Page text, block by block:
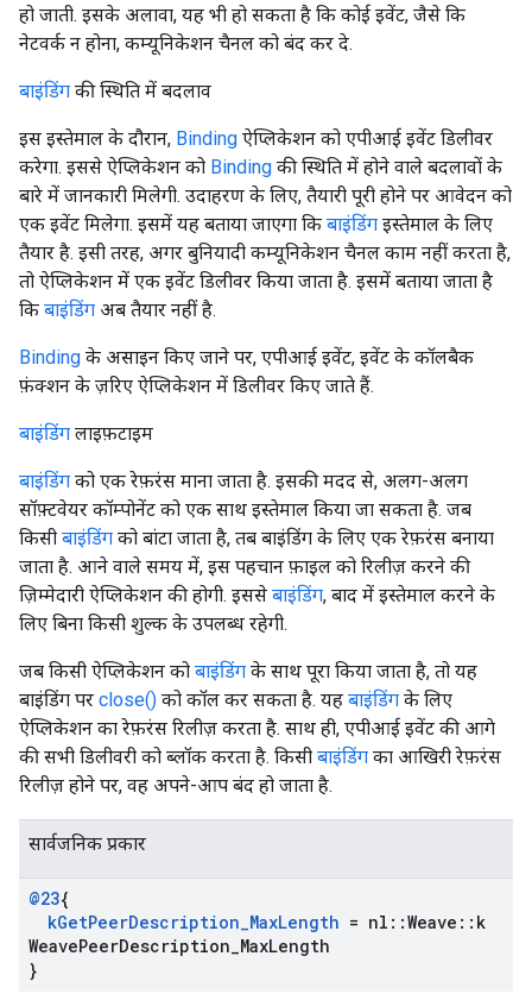
हो जाती. इसके अलावा, यह भी हो सकता है कि कोई इवेंट, जैसे कि
नेटवर्क न होना, कम्यूनिकेशन चैनल को बंद कर दे.
बाइंडिंग की स्थिति में बदलाव
इस इस्तेमाल के दौरान, Binding ऐप्लिकेशन को एपीआई इवेंट डिलीवर
करेगा. इससे ऐप्लिकेशन को Binding की स्थिति में होने वाले बदलावों के
बारे में जानकारी मिलेगी. उदाहरण के लिए, तैयारी पूरी होने पर आवेदन को
एक इवेंट मिलेगा. इसमें यह बताया जाएगा कि बाइंडिंग इस्तेमाल के लिए
तैयार है. इसी तरह, अगर बुनियादी कम्यूनिकेशन चैनल काम नहीं करता है,
तो ऐप्लिकेशन में एक इवेंट डिलीवर किया जाता है. इसमें बताया जाता है
कि बाइंडिंग अब तैयार नहीं है.
Binding के असाइन किए जाने पर, एपीआई इवेंट, इवेंट के कॉलबैक
फ़ंक्शन के ज़रिए ऐप्लिकेशन में डिलीवर किए जाते हैं.
बाइंडिंग लाइफ़टाइम
बाइंडिंग को एक रेफ़रंस माना जाता है. इसकी मदद से, अलग-अलग
सॉफ़्टवेयर कॉम्पोनेंट को एक साथ इस्तेमाल किया जा सकता है. जब
किसी बाइंडिंग को बांटा जाता है, तब बाइंडिंग के लिए एक रेफ़रंस बनाया
जाता है. आने वाले समय में, इस पहचान फ़ाइल को रिलीज़ करने की
ज़िम्मेदारी ऐप्लिकेशन की होगी. इससे बाइंडिंग, बाद में इस्तेमाल करने के
लिए बिना किसी शुल्क के उपलब्ध रहेगी.
जब किसी ऐप्लिकेशन को बाइंडिंग के साथ पूरा किया जाता है, तो यह
बाइंडिंग पर close() को कॉल कर सकता है. यह बाइंडिंग के लिए
ऐप्लिकेशन का रेफ़रंस रिलीज़ करता है. साथ ही, एपीआई इवेंट की आगे
की सभी डिलीवरी को ब्लॉक करता है. किसी बाइंडिंग का आखिरी रेफ़रंस
रिलीज़ होने पर, वह अपने-आप बंद हो जाता है.
सार्वजनिक प्रकार
@23{
kGetPeerDescription_MaxLength = nl ::Weave :: k
WeavePeerDescription MaxLength
}